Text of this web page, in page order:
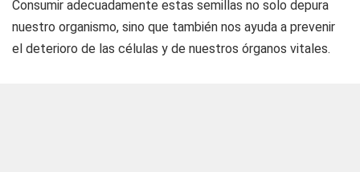
Consumir adecuadamente estas semillas no solo depura
nuestro organismo, sino que también nos ayuda a prevenir
el deterioro de las células y de nuestros órganos vitales.